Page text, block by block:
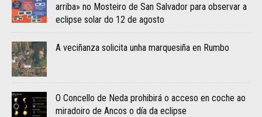
arriba» no Mosteiro de San Salvador para observar a
eclipse solar do 12 de agosto
A veciñanza solicita unha marquesiña en Rumbo
O Concello de Neda prohibirá o acceso en coche ao
miradoiro de Ancos o día da eclipse